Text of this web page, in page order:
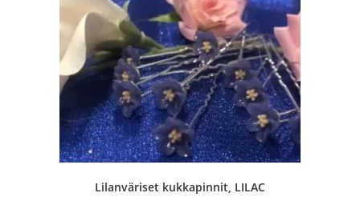
Lilanväriset kukkapinnit, LILAC